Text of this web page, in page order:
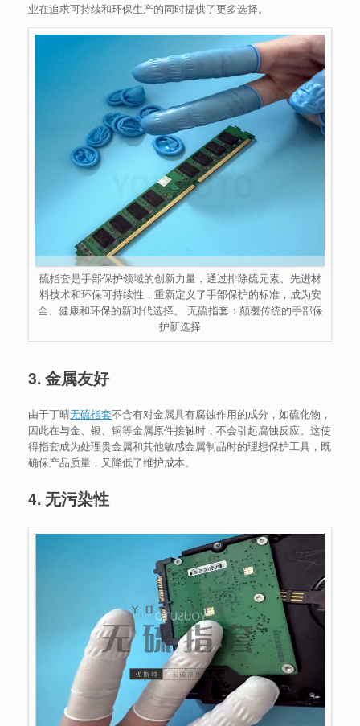
业在追求可持续和环保生产的同时提供了更多选择。
硫指套是手部保护领域的创新力量，通过排除硫元素、先进材
料技术和环保可持续性，重新定义了手部保护的标准，成为安
全、健康和环保的新时代选择。 无硫指套：颠覆传统的手部保
护新选择
3. 金属友好
由于丁晴无硫指套不含有对金属具有腐蚀作用的成分，如硫化物，
因此在与金、银、铜等金属原件接触时，不会引起腐蚀反应。这使
得指套成为处理贵金属和其他敏感金属制品时的理想保护工具，既
确保产品质量，又降低了维护成本。
4. 无污染性